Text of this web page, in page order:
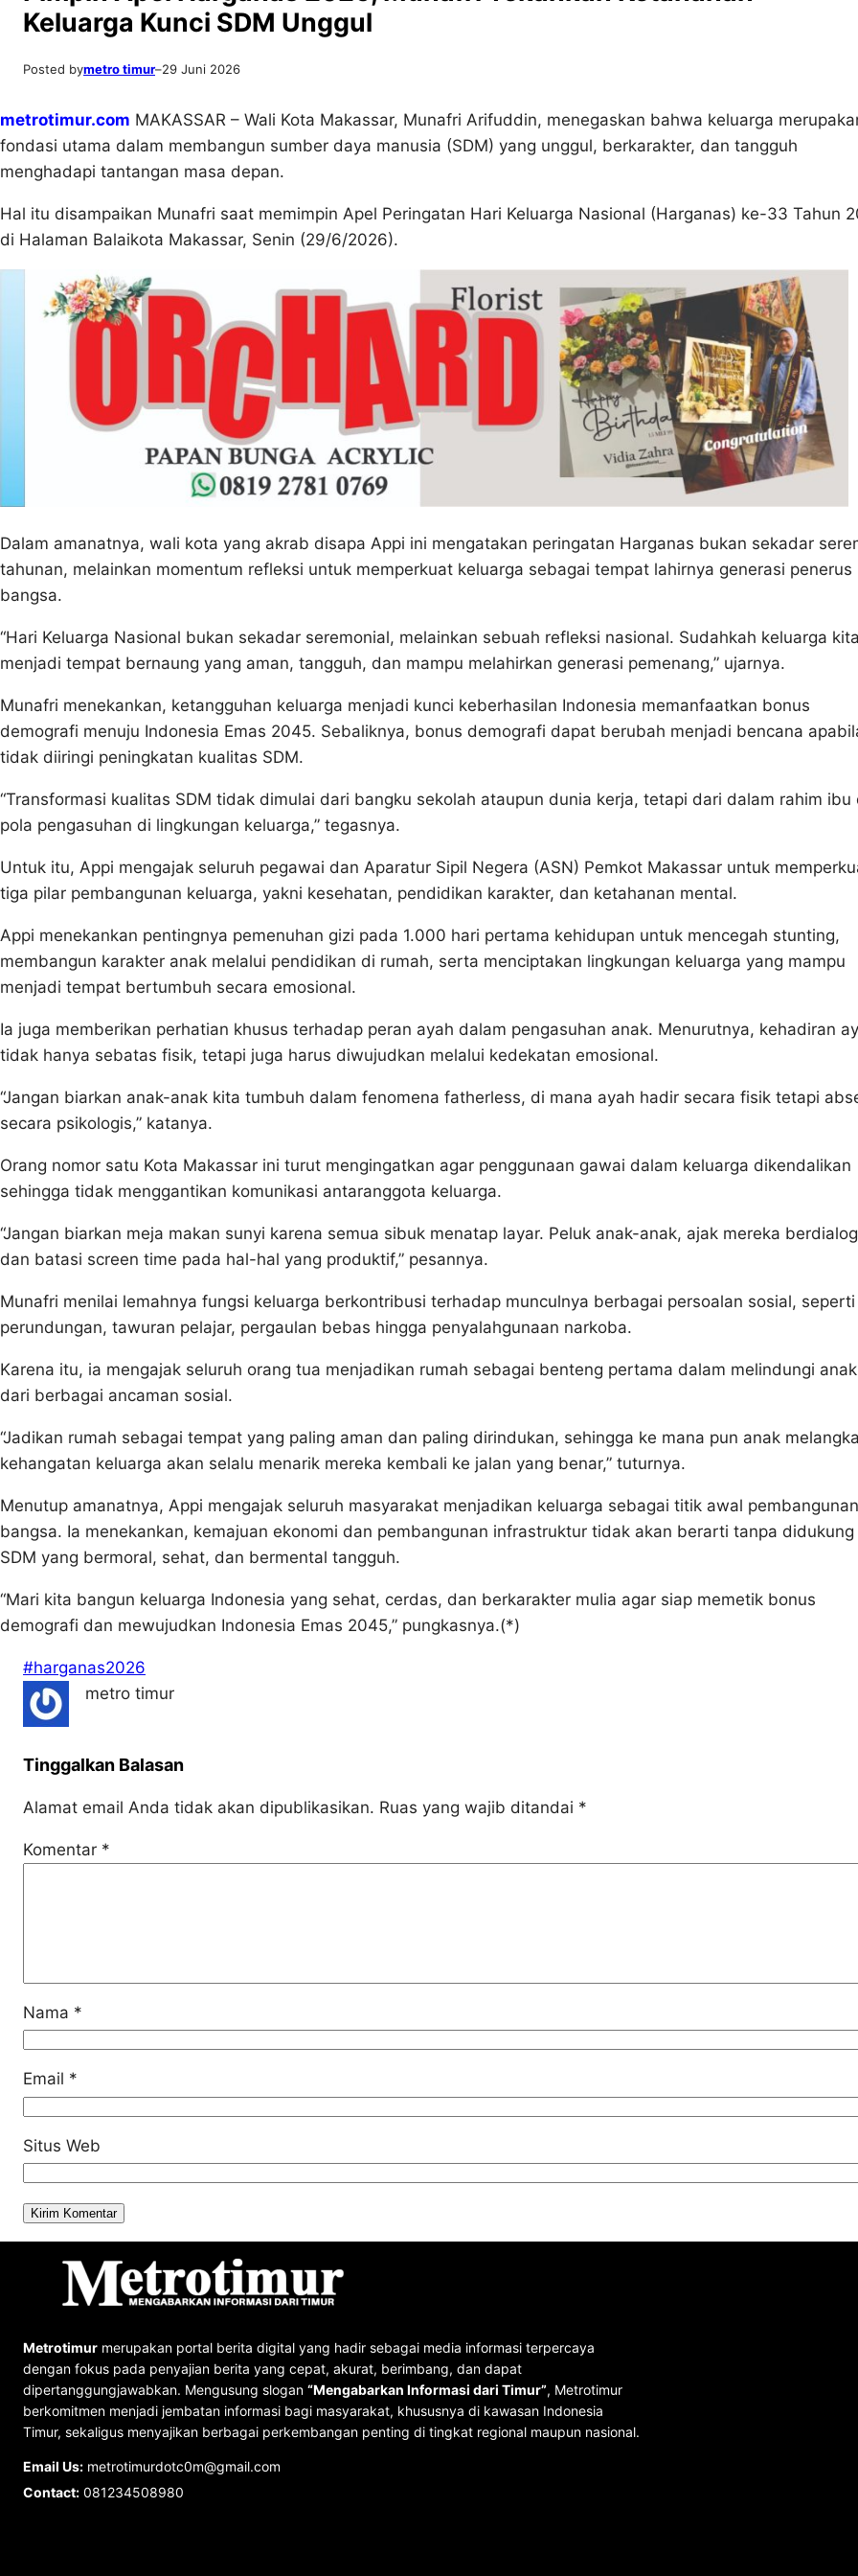
Keluarga Kunci SDM Unggul
Posted bymetro timur–29 Juni 2026
metrotimur.com MAKASSAR – Wali Kota Makassar, Munafri Arifuddin, menegaskan bahwa keluarga
fondasi utama dalam membangun sumber daya manusia (SDM) yang unggul, berkarakter, dan tangguh
menghadapi tantangan masa depan.
Hal itu disampaikan Munafri saat memimpin Apel Peringatan Hari Keluarga Nasional (Harganas) ke-33 Tahun
di Halaman Balaikota Makassar, Senin (29/6/2026).
Dalam amanatnya, wali kota yang akrab disapa Appi ini mengatakan peringatan Harganas bukan sekadar
tahunan, melainkan momentum refleksi untuk memperkuat keluarga sebagai tempat lahirnya generasi penerus
bangsa.
“Hari Keluarga Nasional bukan sekadar seremonial, melainkan sebuah refleksi nasional. Sudahkah keluarga
menjadi tempat bernaung yang aman, tangguh, dan mampu melahirkan generasi pemenang,” ujarnya.
Munafri menekankan, ketangguhan keluarga menjadi kunci keberhasilan Indonesia memanfaatkan bonus
demografi menuju Indonesia Emas 2045. Sebaliknya, bonus demografi dapat berubah menjadi bencana
tidak diiringi peningkatan kualitas SDM.
“Transformasi kualitas SDM tidak dimulai dari bangku sekolah ataupun dunia kerja, tetapi dari dalam rahim ibu
pola pengasuhan di lingkungan keluarga,” tegasnya.
Untuk itu, Appi mengajak seluruh pegawai dan Aparatur Sipil Negera (ASN) Pemkot Makassar untuk
tiga pilar pembangunan keluarga, yakni kesehatan, pendidikan karakter, dan ketahanan mental.
Appi menekankan pentingnya pemenuhan gizi pada 1.000 hari pertama kehidupan untuk mencegah stunting,
membangun karakter anak melalui pendidikan di rumah, serta menciptakan lingkungan keluarga yang mampu
menjadi tempat bertumbuh secara emosional.
Ia juga memberikan perhatian khusus terhadap peran ayah dalam pengasuhan anak. Menurutnya, kehadiran
tidak hanya sebatas fisik, tetapi juga harus diwujudkan melalui kedekatan emosional.
“Jangan biarkan anak-anak kita tumbuh dalam fenomena fatherless, di mana ayah hadir secara fisik tetapi
secara psikologis,” katanya.
Orang nomor satu Kota Makassar ini turut mengingatkan agar penggunaan gawai dalam keluarga dikendalikan
sehingga tidak menggantikan komunikasi antaranggota keluarga.
“Jangan biarkan meja makan sunyi karena semua sibuk menatap layar. Peluk anak-anak, ajak mereka
dan batasi screen time pada hal-hal yang produktif,” pesannya.
Munafri menilai lemahnya fungsi keluarga berkontribusi terhadap munculnya berbagai persoalan sosial, seperti
perundungan, tawuran pelajar, pergaulan bebas hingga penyalahgunaan narkoba.
Karena itu, ia mengajak seluruh orang tua menjadikan rumah sebagai benteng pertama dalam melindungi anak
dari berbagai ancaman sosial.
“Jadikan rumah sebagai tempat yang paling aman dan paling dirindukan, sehingga ke mana pun anak
kehangatan keluarga akan selalu menarik mereka kembali ke jalan yang benar,” tuturnya.
Menutup amanatnya, Appi mengajak seluruh masyarakat menjadikan keluarga sebagai titik awal pembangunan
bangsa. Ia menekankan, kemajuan ekonomi dan pembangunan infrastruktur tidak akan berarti tanpa didukung
SDM yang bermoral, sehat, dan bermental tangguh.
“Mari kita bangun keluarga Indonesia yang sehat, cerdas, dan berkarakter mulia agar siap memetik bonus
demografi dan mewujudkan Indonesia Emas 2045,” pungkasnya.(*)
#harganas2026
metro timur
Tinggalkan Balasan
Alamat email Anda tidak akan dipublikasikan. Ruas yang wajib ditandai *
Komentar *
Nama *
Email *
Situs Web
Metrotimur merupakan portal berita digital yang hadir sebagai media informasi terpercaya
dengan fokus pada penyajian berita yang cepat, akurat, berimbang, dan dapat
dipertanggungjawabkan. Mengusung slogan “Mengabarkan Informasi dari Timur”, Metrotimur
berkomitmen menjadi jembatan informasi bagi masyarakat, khususnya di kawasan Indonesia
Timur, sekaligus menyajikan berbagai perkembangan penting di tingkat regional maupun nasional.
Email Us: metrotimurdotc0m@gmail.com
Contact: 081234508980